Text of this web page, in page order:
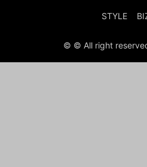
STYLE
© © All right